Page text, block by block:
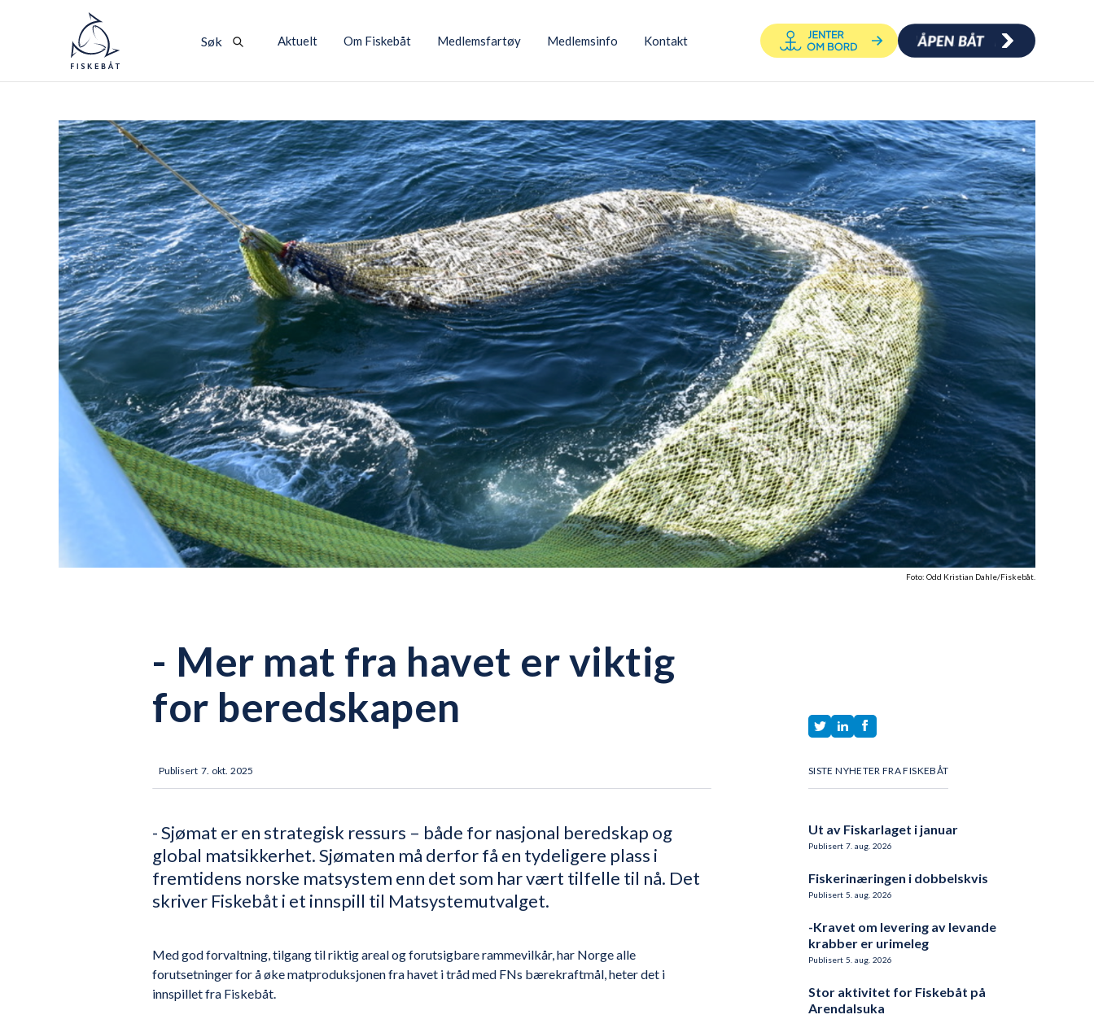
Søk Aktuelt Om Fiskebåt Medlemsfartøy Medlemsinfo Kontakt
Foto: Odd Kristian Dahle/Fiskebåt.
- Mer mat fra havet er viktig
for beredskapen
Publisert 7. okt. 2025
- Sjømat er en strategisk ressurs – både for nasjonal beredskap og
global matsikkerhet. Sjømaten må derfor få en tydeligere plass i
fremtidens norske matsystem enn det som har vært tilfelle til nå. Det
skriver Fiskebåt i et innspill til Matsystemutvalget.
Med god forvaltning, tilgang til riktig areal og forutsigbare rammevilkår, har Norge alle
forutsetninger for å øke matproduksjonen fra havet i tråd med FNs bærekraftmål, heter det i
innspillet fra Fiskebåt.
SISTE NYHETER FRA FISKEBÅT
Ut av Fiskarlaget i januar
Publisert 7 aug. 2026
Fiskerinæringen i dobbelskvis
Publisert 5 aug. 2026
-Kravet om levering av levande
krabber er urimeleg
Publisert 5 aug. 2026
Stor aktivitet for Fiskebåt på
Arendalsuka